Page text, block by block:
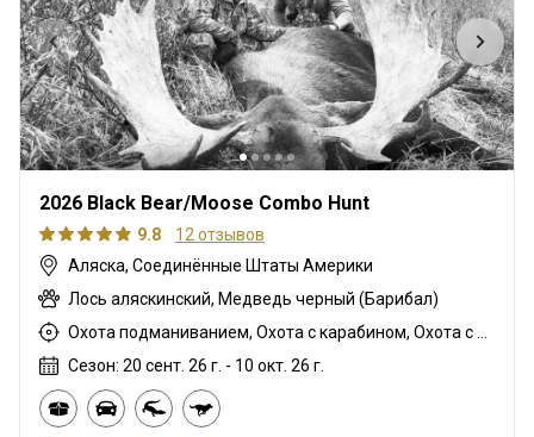
2026 Black Bear/Moose Combo Hunt
9.8
12 отзывов
Аляска, Соединённые Штаты Америки
Лось аляскинский, Медведь черный (Барибал)
Сезон: 20 сент. 26 г. - 10 окт. 26 г.